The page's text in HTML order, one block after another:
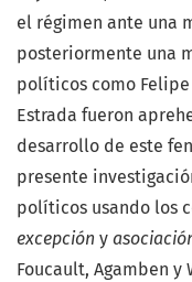
el régimen ante una
posteriormente una
políticos como Felipe
Estrada fueron
desarrollo de este
presente
políticos usando los
excepción y
Foucault, Agamben